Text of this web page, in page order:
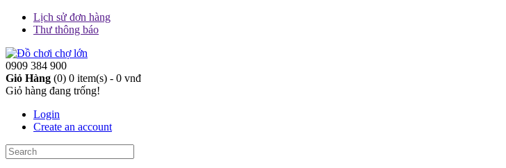
Lịch sử đơn hàng
Thư thông báo
0909 384 900
Giỏ Hàng (0) 0 item(s) - 0 vnđ
Giỏ hàng đang trống!
Login
Create an account